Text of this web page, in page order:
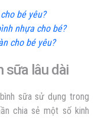
bé yêu?
nhựa cho bé?
cho bé yêu?
sữa lâu dài
sữa sử dụng trong
chia sẻ một số kinh